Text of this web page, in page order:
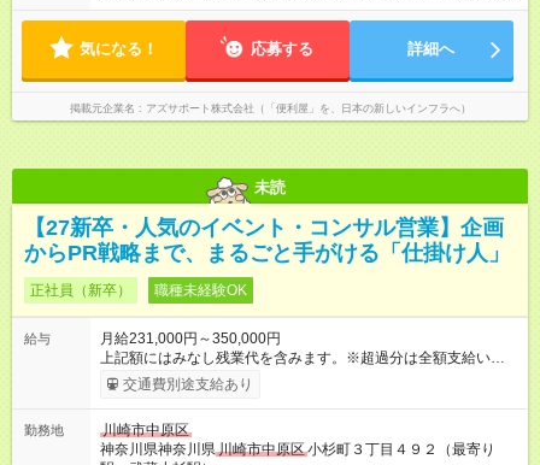
ます。 雇用形態：中途採用（契約社員） 給与：本採用時と同じ
です。 試用期間中は嘱託社員契約となります。嘱託社員契約中
の給与・待遇・福利厚生は正社員のものと同じです。99％の方
が試用期間後に正社員に移行しております。
度 ※閑散月10時間ほど、繁忙期40時間ほど 【注意】 直行直帰の
によっては出勤・退勤時間が変動する場合がございます 例）
時代
気になる！ 応募する 詳細へ
掲載元企業名 アズサポート株式会社（「便利屋」を、日本の新しいインフラへ）
未読
【27新卒・人気のイベント・コンサル営業】企画
からPR戦略まで、まるごと手がける「仕掛け人」
正社員（新卒） 職種未経験OK
給与
月給231,000円～350,000円
上記額にはみなし残業代を含みます。※超過分は全額支給いたし
ます。 みなし残業代 24,000円 ～ 37,000円／月 みなし残業時
間 15時間／月 【給与】 月給： 大卒・院卒 ：243，000
（固定残業代 24，000円） 賞与：年２回 （業績連動型） 昇
給：年２回（3月、9月) 試用期間：6ヶ月 ※上記額にはみなし残
交通費別途支給あり
勤務地
川崎市中原区
神奈川県神奈川県川崎市中原区小杉町３丁目４９２（最寄り